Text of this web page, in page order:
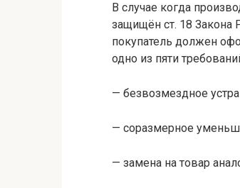
В случае когда
защищён ст. 18 Закона
покупатель должен
одно из пяти
— безвозмездное
— соразмерное
— замена на товар